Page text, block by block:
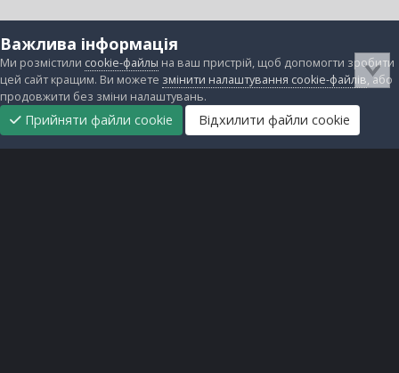
Важлива інформація
Ми розмістили cookie-файлы на ваш пристрій, щоб допомогти зробити
цей сайт кращим. Ви можете змінити налаштування cookie-файлів, або
продовжити без зміни налаштувань.
Прийняти файли cookie Відхилити файли cookie
Головна
Підтримати
нас
Прибрати
рекламу
Завантаження Непрочитані Реєстрація